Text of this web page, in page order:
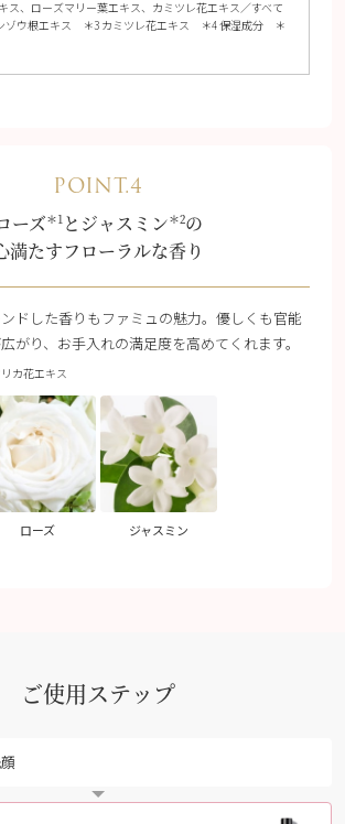
ス、ローズマリー葉エキス、カミツレ花エキス／すべて
ゾウ根エキス ＊3 カミツレ花エキス ＊4 保湿成分 ＊
POINT.4
ーズ＊1とジャスミン＊2の
満たすフローラルな香り
ドした香りもファミュの魅力。優しくも官能
がり、お手入れの満足度を高めてくれます。
カ花エキス
ローズ ジャスミン
ご使用ステップ